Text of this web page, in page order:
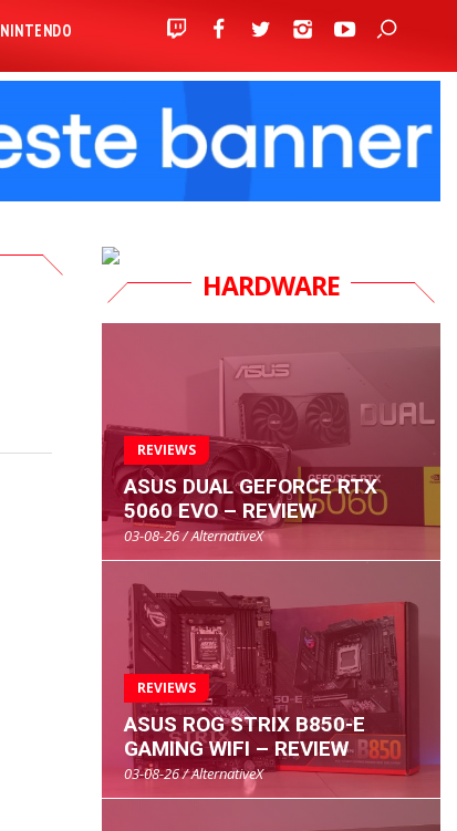
NINTENDO
HARDWARE
REVIEWS
ASUS DUAL GEFORCE RTX
5060 EVO – REVIEW
03-08-26 / AlternativeX
REVIEWS
ASUS ROG STRIX B850-E
GAMING WIFI – REVIEW
03-08-26 / AlternativeX